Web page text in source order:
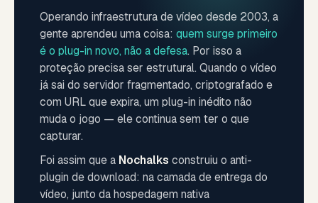
Operando infraestrutura de vídeo desde 2003, a
gente aprendeu uma coisa: quem surge primeiro
é o plug-in novo, não a defesa. Por isso a
proteção precisa ser estrutural. Quando o vídeo
já sai do servidor fragmentado, criptografado e
com URL que expira, um plug-in inédito não
muda o jogo — ele continua sem ter o que
capturar.
Foi assim que a Nochalks construiu o anti-
plugin de download: na camada de entrega do
vídeo, junto da hospedagem nativa